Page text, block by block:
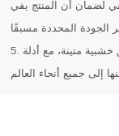
لضمان أن المنتج يفي
5. متينة، مع أدلة